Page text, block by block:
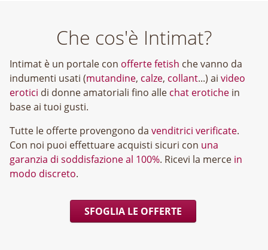
Che cos'è Intimat?
Intimat è un portale con offerte fetish che vanno da
indumenti usati (mutandine, calze, collant...) ai video
erotici di donne amatoriali fino alle chat erotiche in
base ai tuoi gusti.
Tutte le offerte provengono da venditrici verificate.
Con noi puoi effettuare acquisti sicuri con una
garanzia di soddisfazione al 100%. Ricevi la merce in
modo discreto.
SFOGLIA LE OFFERTE